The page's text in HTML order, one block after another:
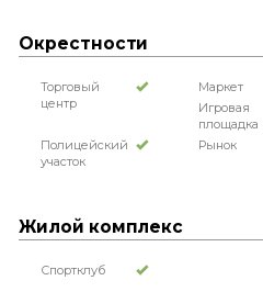
Окрестности
Торговый
центр
Маркет
Игровая
площадка
Полицейский
участок
Рынок
Жилой комплекс
Спортклуб